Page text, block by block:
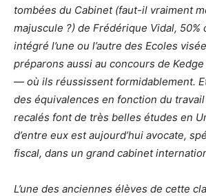
tombées du Cabinet (faut-il vraiment
majuscule ?) de Frédérique Vidal, 50%
intégré l’une ou l’autre des Ecoles
préparons aussi au concours de
— où ils réussissent formidablement.
des équivalences en fonction du
recalés font de très belles études en
d’entre eux est aujourd’hui avocate,
fiscal, dans un grand cabinet
L’une des anciennes élèves de cette